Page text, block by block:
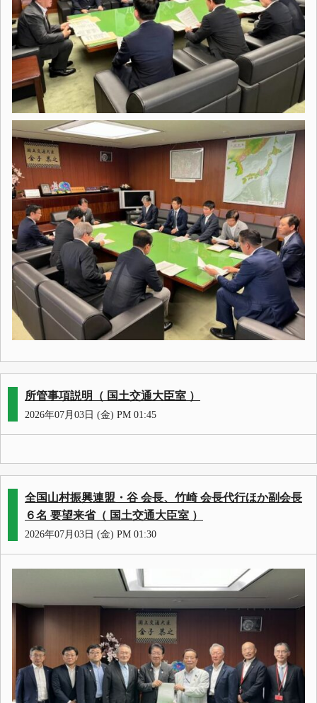
所管事項説明（ 国土交通大臣室 ）
2026年07月03日 (金) PM 01:45
全国山村振興連盟・谷 会長、竹崎 会長代行ほか副会長
６名 要望来省（ 国土交通大臣室 ）
2026年07月03日 (金) PM 01:30